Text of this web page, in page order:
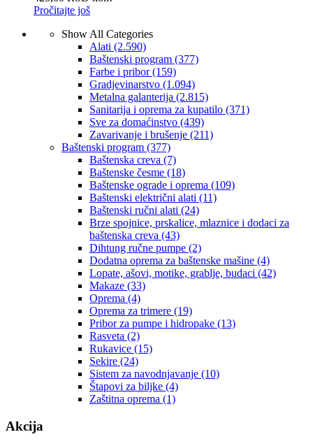
Pročitajte još
Show All Categories
Alati (2.590)
Baštenski program (377)
Farbe i pribor(159)
Gradjevinarstvo (1.094)
Metalna galanterija (2.815)
Sanitarija i oprema za kupatilo (371)
Sve za domaćinstvo (439)
Zavarivanje i brušenje (211)
Baštenski program (377)
Baštenska creva (7)
Baštenske česme (18)
Baštenske ograde i oprema (109)
Baštenski električni alati (11)
Baštenski ručni alati (24)
Brze spojnice, prskalice, mlaznice i dodaci za
baštenska creva (43)
Dihtung ručne pumpe (2)
Dodatna oprema za baštenske mašine (4)
Lopate, ašovi, motike, grablje, budaci (42)
Makaze (33)
Oprema (4)
Oprema za trimere (19)
Pribor za pumpe i hidropake (13)
Rasveta (2)
Rukavice (15)
Sekire (24)
Sistem za navodnjavanje (10)
Štapovi za biljke (4)
Zaštitna oprema (1)
Akcija